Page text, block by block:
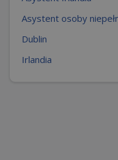
Asystent osoby
Dublin
Irlandia